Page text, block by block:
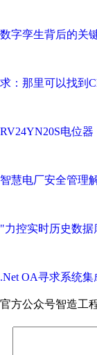
数字孪生背后的关
求：那里可以找到
RV24YN20S电位
智慧电厂安全管理
"力控实时历史数据
.Net OA寻求系统集
官方公众号智造工